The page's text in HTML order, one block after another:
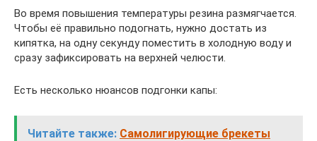
Во время повышения температуры резина размягчается.
Чтобы её правильно подогнать, нужно достать из
кипятка, на одну секунду поместить в холодную воду и
сразу зафиксировать на верхней челюсти.
Есть несколько нюансов подгонки капы:
Читайте также: Самолигирующие брекеты